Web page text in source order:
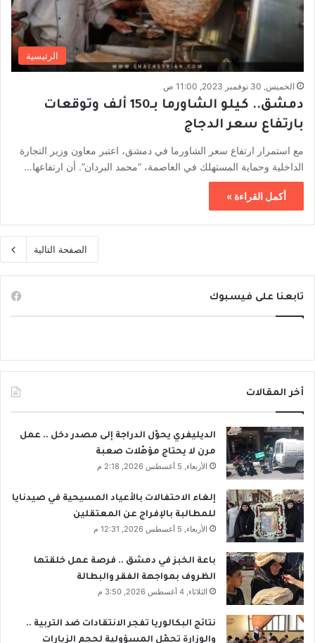
الرئيسية
الخميس, 30 نوفمبر 2023, 11:00 ص
دمشق.. كيلو الشاورما بـ150 ألف وتوقعات
بارتفاع سعر الدجاج
مع استمرار ارتفاع سعر الشاورما في دمشق، اعتبر معاون وزير التجارة
الداخلية وحماية المستهلك في العاصمة، “محمد البردان”. أن ارتفاعها…
أكمل القراءة »
الصفحة التالية
تابعنا على فيسبوك
أخر المقالات
الديليفري يحوّل الدراجة إلى مصدر دخل .. عمل
مرن لا يحتاج مؤهّلات صعبة
الأربعاء, 5 أغسطس 2026, 2:18 م
إلغاء الاحتفالات بالأعياد المسيحية في صيدنايا
للمطالبة بالإفراج عن المعتقلين
الأربعاء, 5 أغسطس 2026, 12:31 م
باعة الخبز في دمشق .. فرصة عمل خلقتها
الظروف بمواجهة الفقر والبطالة
الثلاثاء, 4 أغسطس 2026, 3:50 م
نتائج البكالوريا تفجر الانتقادات ضد التربية ..
والوزارة تحمّل المسؤولية لحجم الزيارات